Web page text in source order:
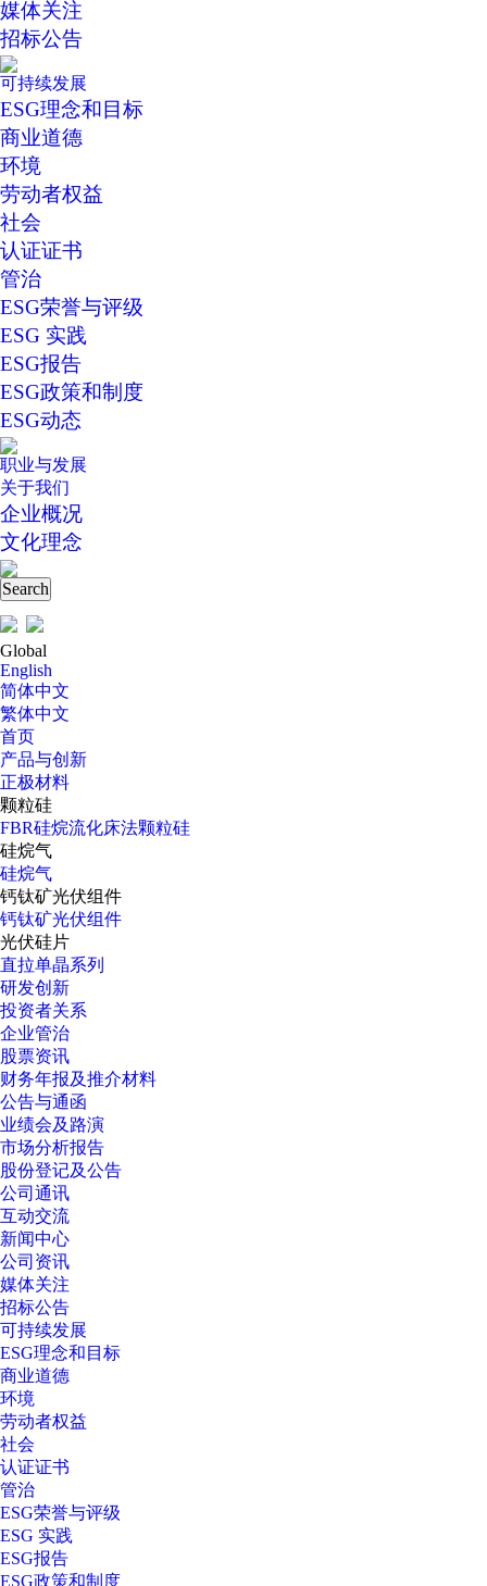
媒体关注
招标公告
可持续发展
ESG理念和目标
商业道德
环境
劳动者权益
社会
认证证书
管治
ESG荣誉与评级
ESG 实践
ESG报告
ESG政策和制度
ESG动态
职业与发展
关于我们
企业概况
文化理念
Search
Global
English
简体中文
繁体中文
首页
产品与创新
正极材料
颗粒硅
FBR硅烷流化床法颗粒硅
硅烷气
硅烷气
钙钛矿光伏组件
钙钛矿光伏组件
光伏硅片
直拉单晶系列
研发创新
投资者关系
企业管治
股票资讯
财务年报及推介材料
公告与通函
业绩会及路演
市场分析报告
股份登记及公告
公司通讯
互动交流
新闻中心
公司资讯
媒体关注
招标公告
可持续发展
ESG理念和目标
商业道德
环境
劳动者权益
社会
认证证书
管治
ESG荣誉与评级
ESG 实践
ESG报告
ESG政策和制度